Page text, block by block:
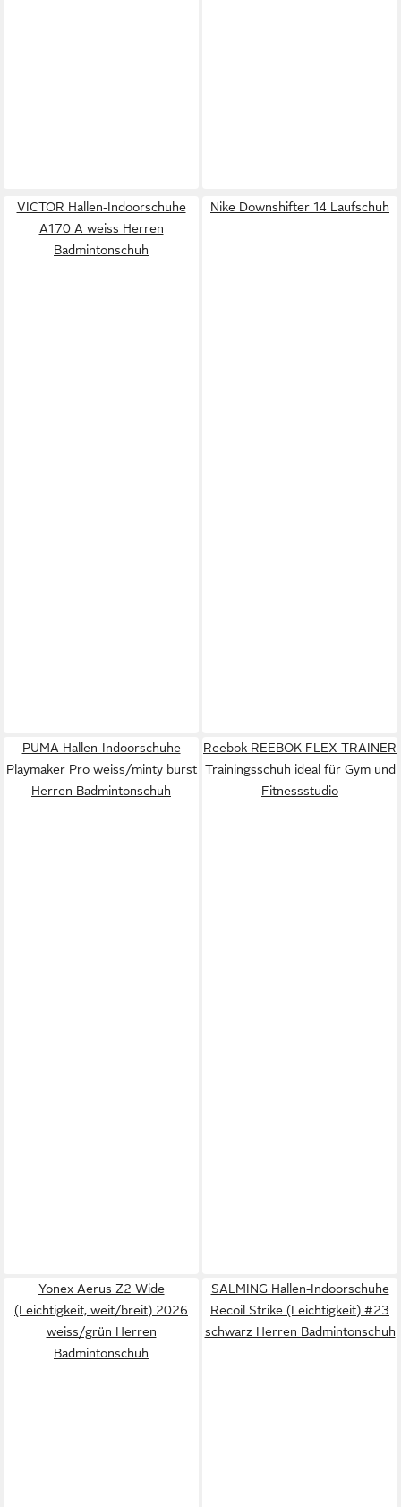
VICTOR Hallen-Indoorschuhe
A170 A weiss Herren
Badmintonschuh
Nike Downshifter 14 Laufschuh
PUMA Hallen-Indoorschuhe
Playmaker Pro weiss/minty burst
Herren Badmintonschuh
Reebok REEBOK FLEX TRAINER
Trainingsschuh ideal für Gym und
Fitnessstudio
Yonex Aerus Z2 Wide
(Leichtigkeit, weit/breit) 2026
weiss/grün Herren
Badmintonschuh
SALMING Hallen-Indoorschuhe
Recoil Strike (Leichtigkeit) #23
schwarz Herren Badmintonschuh